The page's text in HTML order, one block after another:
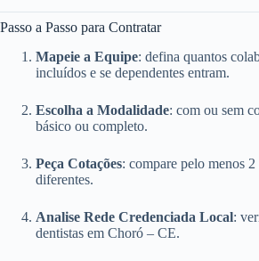
Passo a Passo para Contratar
Mapeie a Equipe: defina quantos
incluídos e se dependentes entram.
Escolha a Modalidade: com ou sem
básico ou completo.
Peça Cotações: compare pelo menos 2
diferentes.
Analise Rede Credenciada Local:
dentistas em Choró – CE.